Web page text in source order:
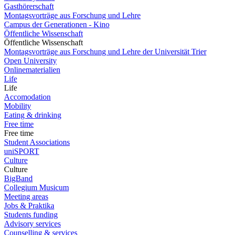
Gasthörerschaft
Montagsvorträge aus Forschung und Lehre
Campus der Generationen - Kino
Öffentliche Wissenschaft
Öffentliche Wissenschaft
Montagsvorträge aus Forschung und Lehre der Universität Trier
Open University
Onlinematerialien
Life
Life
Accomodation
Mobility
Eating & drinking
Free time
Free time
Student Associations
uniSPORT
Culture
Culture
BigBand
Collegium Musicum
Meeting areas
Jobs & Praktika
Students funding
Advisory services
Counselling & services